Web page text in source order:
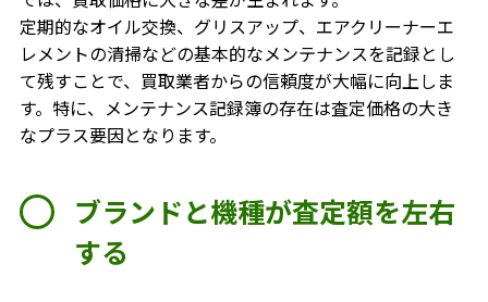
定期的なオイル交換、グリスアップ、エアクリーナーエ
レメントの清掃などの基本的なメンテナンスを記録とし
て残すことで、買取業者からの信頼度が大幅に向上しま
す。特に、メンテナンス記録簿の存在は査定価格の大き
なプラス要因となります。
ブランドと機種が査定額を左右
する